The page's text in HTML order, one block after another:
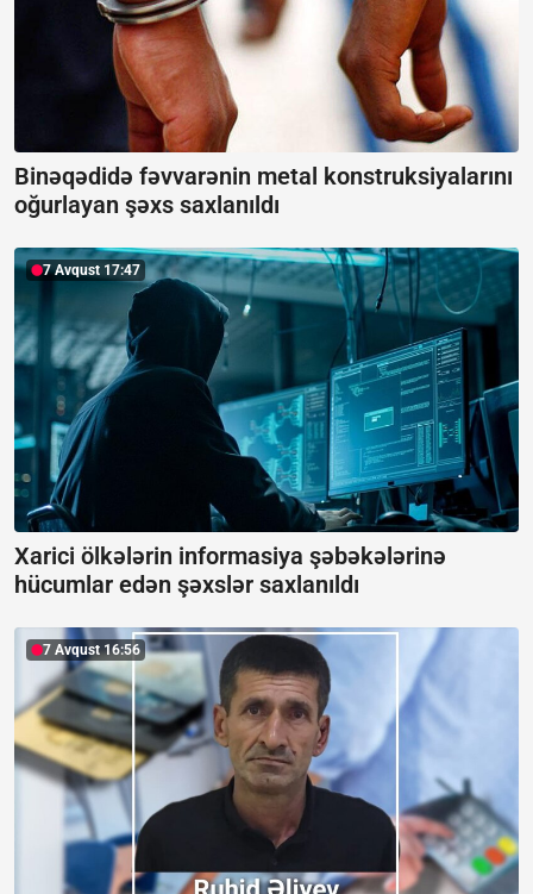
Binəqədidə fəvvarənin metal konstruksiyalarını
oğurlayan şəxs saxlanıldı
7 Avqust 17:47
Xarici ölkələrin informasiya şəbəkələrinə
hücumlar edən şəxslər saxlanıldı
7 Avqust 16:56